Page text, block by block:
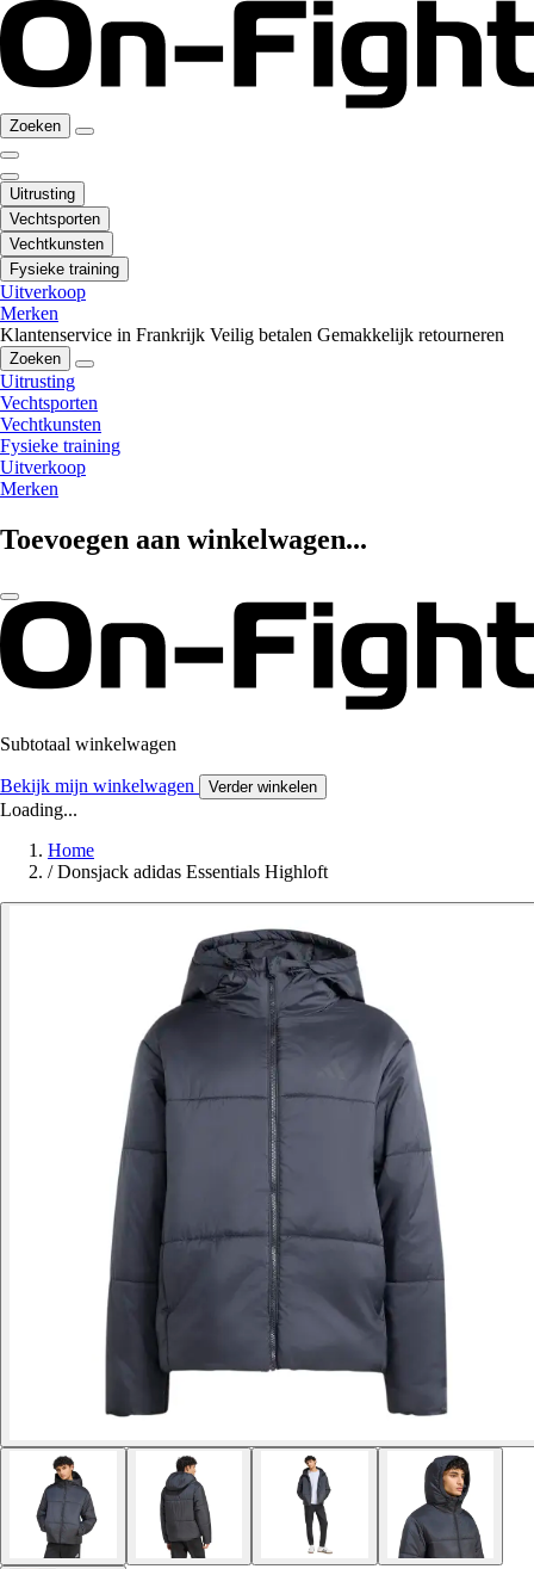
Zoeken
Uitrusting
Vechtsporten
Vechtkunsten
Fysieke training
Uitverkoop
Merken
Klantenservice in Frankrijk Veilig betalen Gemakkelijk retourneren
Zoeken
Uitrusting
Vechtsporten
Vechtkunsten
Fysieke training
Uitverkoop
Merken
Toevoegen aan winkelwagen...
Subtotaal winkelwagen
Bekijk mijn winkelwagen Verder winkelen
Loading...
Home
/ Donsjack adidas Essentials Highloft